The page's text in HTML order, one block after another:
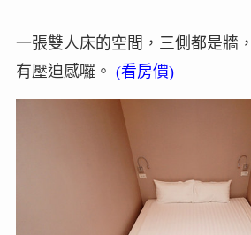
一張雙人床的空間，三側都是牆
有壓迫感囉。 (看房價)